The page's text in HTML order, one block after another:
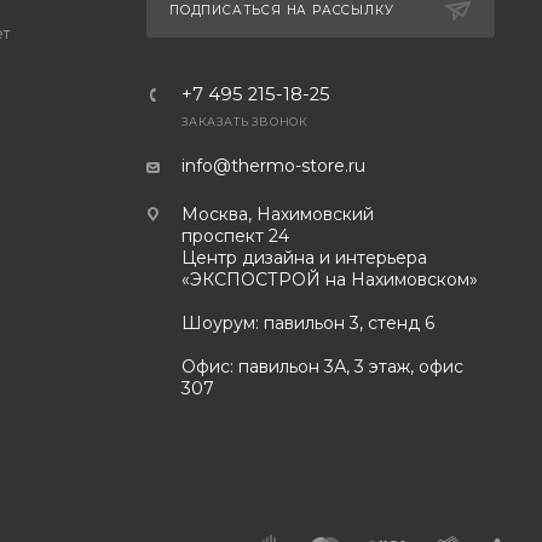
ПОДПИСАТЬСЯ НА РАССЫЛКУ
+7 495 215-18-25
ЗАКАЗАТЬ ЗВОНОК
info@thermo-store.ru
Москва, Нахимовский
проспект 24
Центр дизайна и интерьера
«ЭКСПОСТРОЙ на Нахимовском»
Шоурум: павильон 3, стенд 6
Офис: павильон 3А, 3 этаж, офис
307